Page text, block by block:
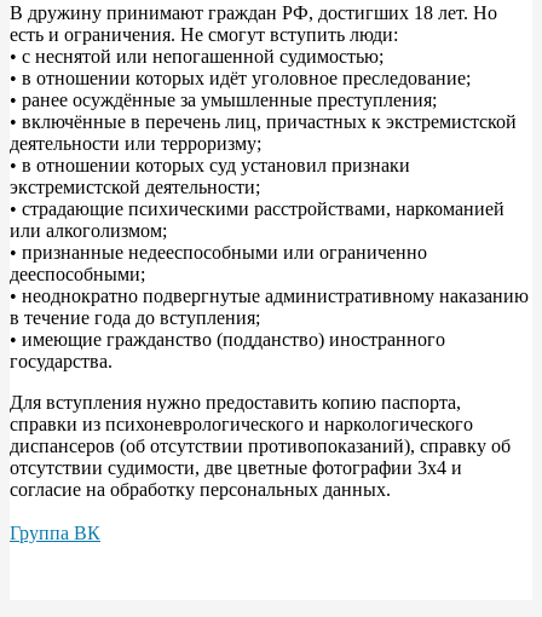
В дружину принимают граждан РФ, достигших 18 лет. Но
есть и ограничения. Не смогут вступить люди:
• с неснятой или непогашенной судимостью;
• в отношении которых идёт уголовное преследование;
• ранее осуждённые за умышленные преступления;
• включённые в перечень лиц, причастных к экстремистской
деятельности или терроризму;
• в отношении которых суд установил признаки
экстремистской деятельности;
• страдающие психическими расстройствами, наркоманией
или алкоголизмом;
• признанные недееспособными или ограниченно
дееспособными;
• неоднократно подвергнутые административному наказанию
в течение года до вступления;
• имеющие гражданство (подданство) иностранного
государства.
Для вступления нужно предоставить копию паспорта,
справки из психоневрологического и наркологического
диспансеров (об отсутствии противопоказаний), справку об
отсутствии судимости, две цветные фотографии 3x4 и
согласие на обработку персональных данных.
Группа ВК